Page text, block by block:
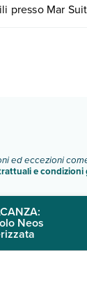
Mar
ed eccezioni
e condizioni
Neos